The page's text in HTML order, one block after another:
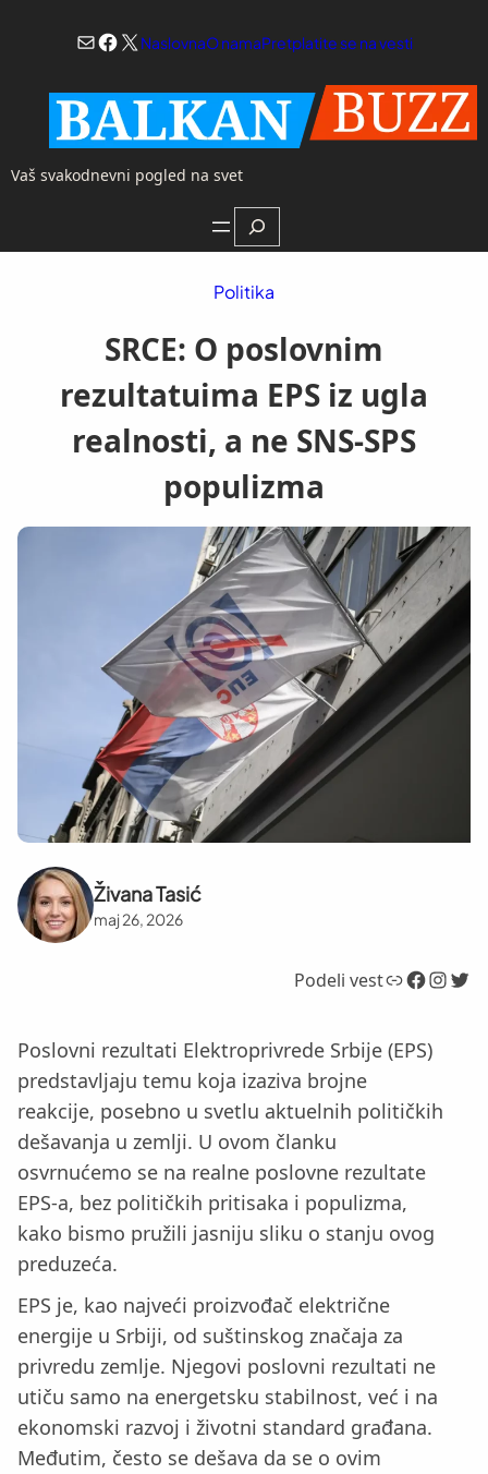
Mail
Facebook
X NaslovnaO namaPretplatite se na vesti
Vaš svakodnevni pogled na svet
Search
Politika
SRCE: O poslovnim
rezultatuima EPS iz ugla
realnosti, a ne SNS-SPS
populizma
Živana Tasić
maj 26, 2026
Podeli vestLink Facebook InstagramTwitter
Poslovni rezultati Elektroprivrede Srbije (EPS)
predstavljaju temu koja izaziva brojne
reakcije, posebno u svetlu aktuelnih političkih
dešavanja u zemlji. U ovom članku
osvrnućemo se na realne poslovne rezultate
EPS-a, bez političkih pritisaka i populizma,
kako bismo pružili jasniju sliku o stanju ovog
preduzeća.
EPS je, kao najveći proizvođač električne
energije u Srbiji, od suštinskog značaja za
privredu zemlje. Njegovi poslovni rezultati ne
utiču samo na energetsku stabilnost, već i na
ekonomski razvoj i životni standard građana.
Međutim, često se dešava da se o ovim